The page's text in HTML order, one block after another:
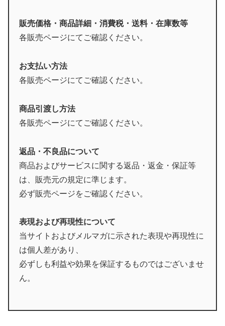
販売価格・商品詳細・消費税・送料・在庫数等
各販売ページにてご確認ください。
お支払い方法
各販売ページにてご確認ください。
商品引渡し方法
各販売ページにてご確認ください。
返品・不良品について
商品およびサービスに関する返品・返金・保証等
は、販売元の規定に準じます。
必ず販売ページをご確認ください。
表現および再現性について
当サイトおよびメルマガに示された表現や再現性に
は個人差があり、
必ずしも利益や効果を保証するものではございませ
ん。